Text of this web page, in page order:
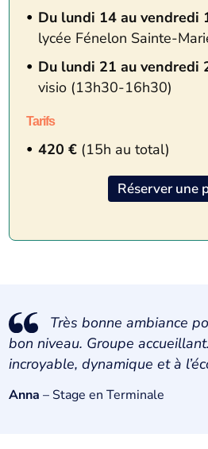
Du lundi 14 au vendredi
lycée Fénelon Sainte-
Du lundi 21 au vendredi
visio (13h30-16h30)
Tarifs
420 € (15h au total)
Réserver une
Très bonne ambiance
bon niveau. Groupe
incroyable, dynamique et à
Anna– Stage en Terminale